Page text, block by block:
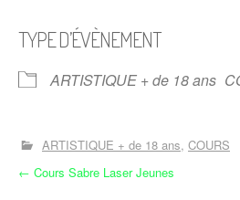
TYPE D’ÉVÈNEMENT
ARTISTIQUE + de 18 ans
ARTISTIQUE + de 18 ans COURS
N
← Cours Sabre Laser Jeunes